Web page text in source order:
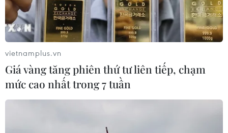
vietnamplus.vn
Giá vàng tăng phiên thứ tư liên tiếp, chạm
mức cao nhất trong 7 tuần